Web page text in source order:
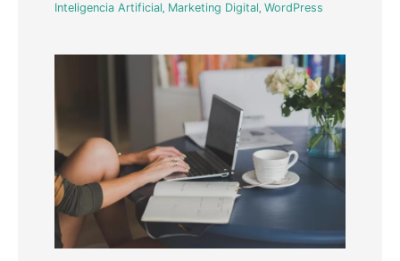
Inteligencia Artificial, Marketing Digital,WordPress